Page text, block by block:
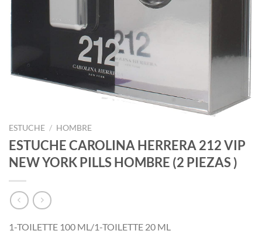
ESTUCHE / HOMBRE
ESTUCHE CAROLINA HERRERA 212 VIP
NEW YORK PILLS HOMBRE (2 PIEZAS )
1-TOILETTE 100 ML/1-TOILETTE 20 ML